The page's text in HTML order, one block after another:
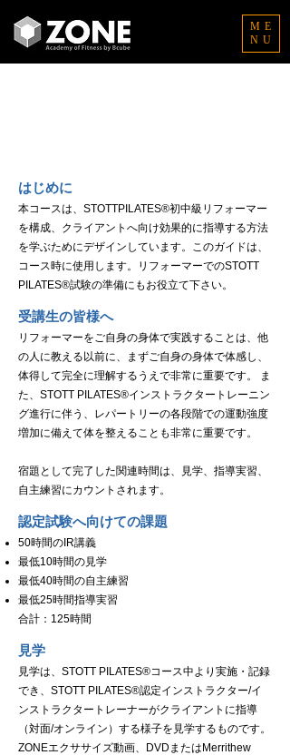
ME
NU
はじめに
本コースは、STOTTPILATES®初中級リフォーマー
を構成、クライアントへ向け効果的に指導する方法
を学ぶためにデザインしています。このガイドは、
コース時に使用します。リフォーマーでのSTOTT
PILATES®試験の準備にもお役立て下さい。
受講生の皆様へ
リフォーマーをご自身の身体で実践することは、他
の人に教える以前に、まずご自身の身体で体感し、
体得して完全に理解するうえで非常に重要です。 ま
た、STOTT PILATES®インストラクタートレーニン
グ進行に伴う、レパートリーの各段階での運動強度
増加に備えて体を整えることも非常に重要です。
宿題として完了した関連時間は、見学、指導実習、
自主練習にカウントされます。
​認定試験へ向けての課題
50時間のIR講義
最低10時間の見学
最低40時間の自主練習
最低25時間指導実習
合計：125時間
見学
見学は、STOTT PILATES®コース中より実施・記録
でき、STOTT PILATES®認定インストラクター/イ
ンストラクタートレーナーがクライアントに指導
（対面/オンライン）する様子を見学するものです。
ZONEエクササイズ動画、DVDまたはMerrithew